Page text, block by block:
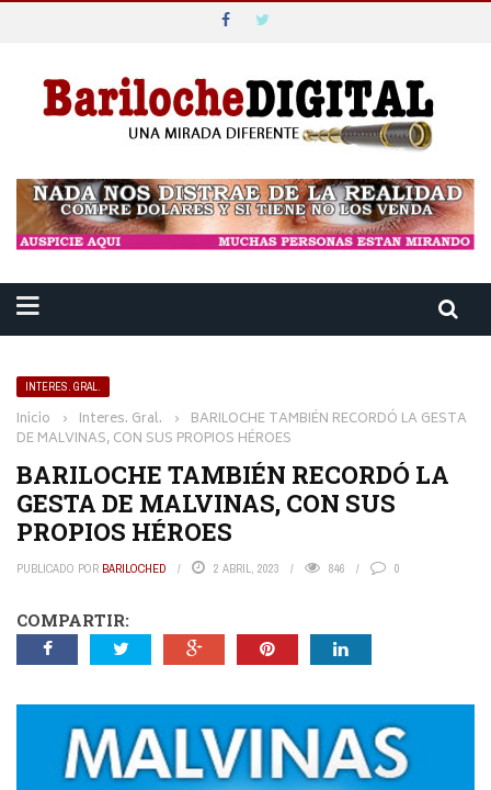
INTERES. GRAL.
Inicio › Interes. Gral. › BARILOCHE TAMBIÉN RECORDÓ LA GESTA
DE MALVINAS, CON SUS PROPIOS HÉROES
BARILOCHE TAMBIÉN RECORDÓ LA
GESTA DE MALVINAS, CON SUS
PROPIOS HÉROES
PUBLICADO POR BARILOCHED 2 ABRIL, 2023 846 0
COMPARTIR: